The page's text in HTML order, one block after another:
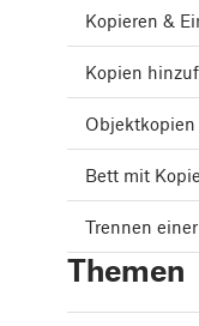
Kopieren &
Kopien
Objektkopien
Bett mit
Trennen
Themen